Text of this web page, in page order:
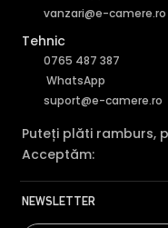
vanzari@e-camere.ro
Tehnic
0765 487 387
WhatsApp
suport@e-camere.ro
Puteți plăti ramburs,
Acceptăm:
NEWSLETTER